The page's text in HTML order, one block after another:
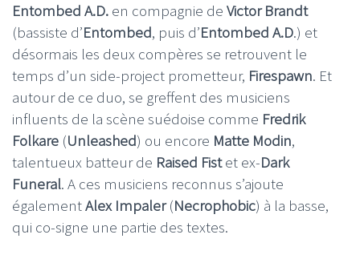
Entombed A.D. en compagnie de Victor Brandt
(bassiste d’Entombed, puis d’Entombed A.D.) et
désormais les deux compères se retrouvent le
temps d’un side-project prometteur, Firespawn. Et
autour de ce duo, se greffent des musiciens
influents de la scène suédoise comme Fredrik
Folkare (Unleashed) ou encore Matte Modin,
talentueux batteur de Raised Fistet ex-Dark
Funeral. A ces musiciens reconnus s’ajoute
égalementAlex Impaler(Necrophobic) à la basse,
qui co-signe une partie des textes.